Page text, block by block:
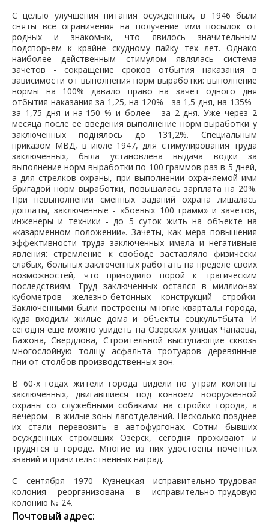
С целью улучшения питания осужденных, в 1946 были
сняты все ограничения на получение ими посылок от
родных и знакомых, что явилось значительным
подспорьем к крайне скудному пайку тех лет. Однако
наиболее действенным стимулом являлась система
зачетов - сокращение сроков отбытия наказания в
зависимости от выполнения норм выработки: выполнение
нормы на 100% давало право на зачет одного дня
отбытия наказания за 1,25, на 120% - за 1,5 дня, на 135% -
за 1,75 дня и на-150 % и более - за 2 дня. Уже через 2
месяца после ее введения выполнение норм выработки у
заключенных поднялось до 131,2%. Специальным
приказом МВД, в июле 1947, для стимулирования труда
заключенных, была установлена выдача водки за
выполнение норм выработки по 100 граммов раз в 5 дней,
а для стрелков охраны, при выполнении охраняемой ими
бригадой норм выработки, повышалась зарплата на 20%.
При невыполнении сменных заданий охрана лишалась
доплаты, заключенные - «боевых 100 грамм» и зачетов,
инженеры и техники - до 5 суток жить на объекте на
«казарменном положении». Зачеты, как мера повышения
эффективности труда заключенных имела и негативные
явления: стремление к свободе заставляло физически
слабых, больных заключенных работать па пределе своих
возможностей, что приводило порой к трагическим
последствиям. Труд заключенных остался в миллионах
кубометров железно-бетонных конструкций стройки.
Заключенными были построены многие кварталы города,
куда входили жилые дома и объекты соцкультбыта. И
сегодня еще можно увидеть на Озерских улицах Чапаева,
Бажова, Свердлова, Строительной выступающие сквозь
многослойную толщу асфальта тротуаров деревянные
пни от столбов производственных зон.
В 60-х годах жители города видели по утрам колонны
заключенных, двигавшиеся под конвоем вооруженной
охраны со служебными собаками на стройки города, а
вечером - в жилые зоны лаготделений. Несколько позднее
их стали перевозить в автофургонах. Сотни бывших
осужденных строивших Озерск, сегодня проживают и
трудятся в городе. Многие из них удостоены почетных
званий и правительственных наград.
С сентября 1970 Кузнецкая исправительно-трудовая
колония реорганизована в исправительно-трудовую
колонию № 24.
Почтовый адрес: